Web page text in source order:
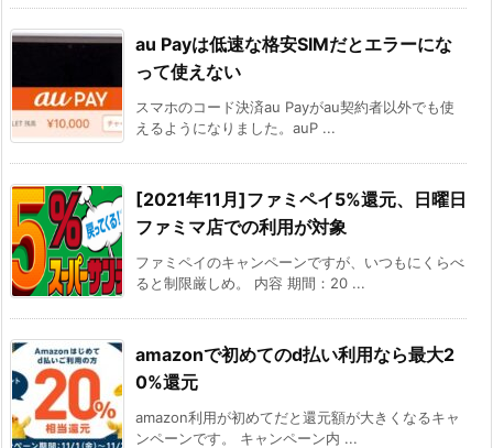
au Payは低速な格安SIMだとエラーにな
って使えない
スマホのコード決済au Payがau契約者以外でも使
えるようになりました。auP ...
[2021年11月]ファミペイ5%還元、日曜日
ファミマ店での利用が対象
ファミペイのキャンペーンですが、いつもにくらべ
ると制限厳しめ。 内容 期間：20 ...
amazonで初めてのd払い利用なら最大2
0%還元
amazon利用が初めてだと還元額が大きくなるキャ
ンペーンです。 キャンペーン内 ...